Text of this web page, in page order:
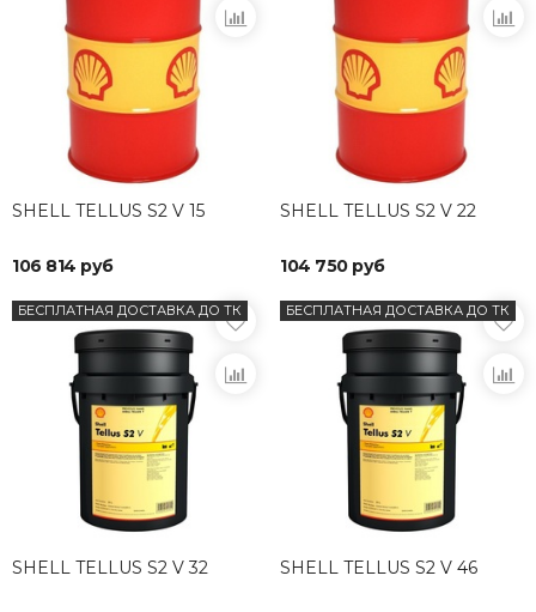
SHELL TELLUS S2 V 15
106 814 руб
SHELL TELLUS S2 V 22
104 750 руб
БЕСПЛАТНАЯ ДОСТАВКА ДО ТК
SHELL TELLUS S2 V 32
БЕСПЛАТНАЯ ДОСТАВКА ДО ТК
SHELL TELLUS S2 V 46